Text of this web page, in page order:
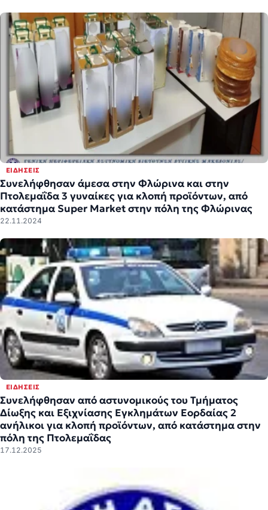
ΕΙΔΉΣΕΙΣ
Συνελήφθησαν άμεσα στην Φλώρινα και στην
Πτολεμαΐδα 3 γυναίκες για κλοπή προϊόντων, από
κατάστημα Super Market στην πόλη της Φλώρινας
22.11.2024
ΕΙΔΉΣΕΙΣ
Συνελήφθησαν από αστυνομικούς του Τμήματος
Δίωξης και Εξιχνίασης Εγκλημάτων Εορδαίας 2
ανήλικοι για κλοπή προϊόντων, από κατάστημα στην
πόλη της Πτολεμαΐδας
17.12.2025